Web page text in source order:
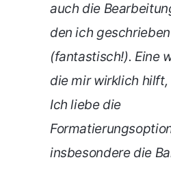
auch die
den ich
(fantastisch!). Eine
die mir wirklich hilft,
Ich liebe die
insbesondere die